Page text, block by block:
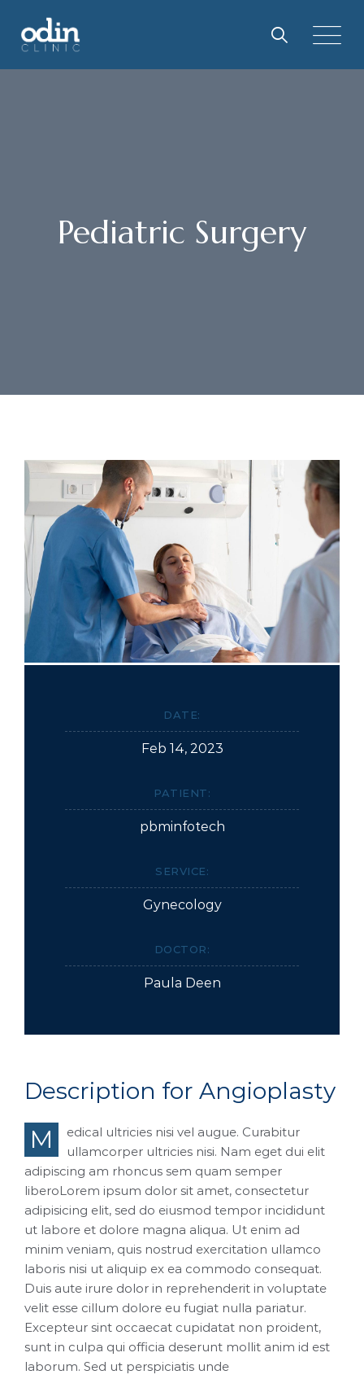
Pediatric Surgery
DATE:
Feb 14, 2023
PATIENT:
pbminfotech
SERVICE:
Gynecology
DOCTOR:
Paula Deen
Description for Angioplasty
Medical ultricies nisi vel augue. Curabitur
ullamcorper ultricies nisi. Nam eget dui elit
adipiscing am rhoncus sem quam semper
liberoLorem ipsum dolor sit amet, consectetur
adipisicing elit, sed do eiusmod tempor incididunt
ut labore et dolore magna aliqua. Ut enim ad
minim veniam, quis nostrud exercitation ullamco
laboris nisi ut aliquip ex ea commodo consequat.
Duis aute irure dolor in reprehenderit in voluptate
velit esse cillum dolore eu fugiat nulla pariatur.
Excepteur sint occaecat cupidatat non proident,
sunt in culpa qui officia deserunt mollit anim id est
laborum. Sed ut perspiciatis unde